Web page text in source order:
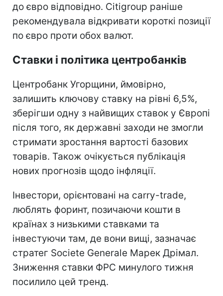
до євро відповідно. Citigroup раніше
рекомендувала відкривати короткі позиції
по євро проти обох валют.
Ставки і політика центробанків
Центробанк Угорщини, ймовірно,
залишить ключову ставку на рівні 6,5%,
зберігши одну з найвищих ставок у Європі
після того, як державні заходи не змогли
стримати зростання вартості базових
товарів. Також очікується публікація
нових прогнозів щодо інфляції.
Інвестори, орієнтовані на carry-trade,
люблять форинт, позичаючи кошти в
країнах з низькими ставками та
інвестуючи там, де вони вищі, зазначає
стратег Societe Generale Марек Дрімал.
Зниження ставки ФРС минулого тижня
посилило цей тренд.